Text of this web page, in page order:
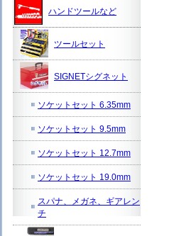
ハンドツールなど
ツールセット
SIGNETシグネット
ソケットセット 6.35mm
ソケットセット 9.5mm
ソケットセット 12.7mm
ソケットセット 19.0mm
スパナ、メガネ、ギアレン
チ